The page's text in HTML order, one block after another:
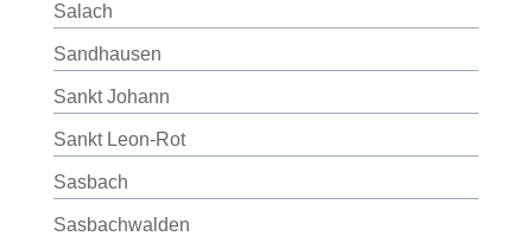
Salach
Sandhausen
Sankt Johann
Sankt Leon-Rot
Sasbach
Sasbachwalden